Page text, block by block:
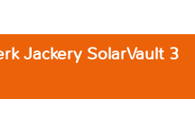
Jackery SolarVault 3